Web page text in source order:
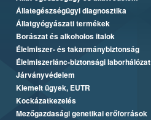
Állategészségügyi diagnosztika
Állatgyógyászati termékek
Borászat és alkoholos italok
Élelmiszer- és takarmánybiztonság
Élelmiszerlánc-biztonsági laborhálózat
Járványvédelem
Kiemelt ügyek, EUTR
Kockázatkezelés
Mezőgazdasági genetikai erőforrások